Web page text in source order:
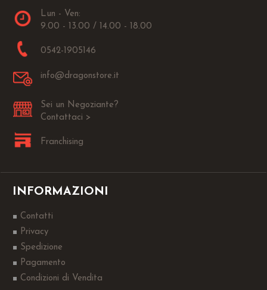
Lun - Ven:
9.00 - 13.00 / 14.00 - 18.00
0542-1905146
info@dragonstore.it
Sei un Negoziante?
Contattaci >
Franchising
INFORMAZIONI
Contatti
Privacy
Spedizione
Pagamento
Condizioni di Vendita